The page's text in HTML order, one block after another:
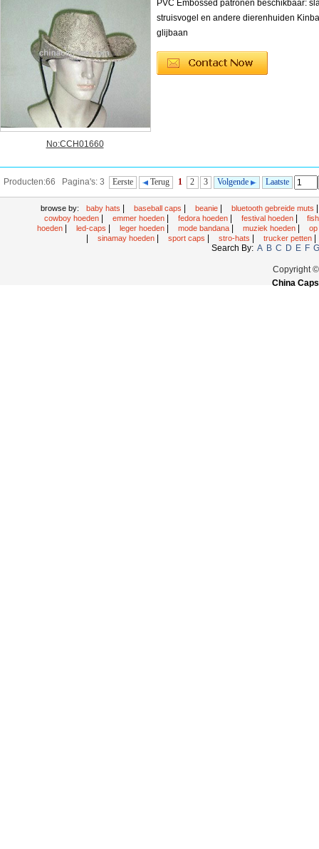
No:CCH01660
PVC Embossed patronen beschikbaar:
struisvogel en andere dierenhuiden
glijbaan
Producten:66 Pagina's: 3 Eerste Terug 1 2 3 Volgende Laatste
browse by: baby hats baseball caps beanie bluetooth gebreide muts
cowboy hoeden emmer hoeden fedora hoeden festival hoeden
hoeden
led-caps leger hoeden mode bandana muziek hoeden
sinamay hoeden sport caps stro-hats trucker petten
Search By: A B C D E F G
Copyright
China